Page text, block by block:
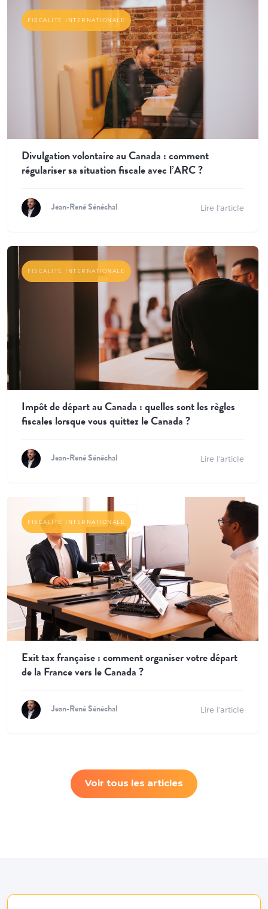
FISCALITÉ INTERNATIONALE
Divulgation volontaire au Canada : comment
régulariser sa situation fiscale avec l’ARC ?
Jean-René Sénéchal Lire l'article
FISCALITÉ INTERNATIONALE
Impôt de départ au Canada : quelles sont les règles
fiscales lorsque vous quittez le Canada ?
Jean-René Sénéchal Lire l'article
FISCALITÉ INTERNATIONALE
Exit tax française : comment organiser votre départ
de la France vers le Canada ?
Jean-René Sénéchal Lire l'article
Voir tous les articles